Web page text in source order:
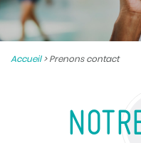
Accueil>Prenons contact